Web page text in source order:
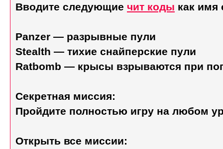
Вводите следующие чит коды как имя
Panzer — разрывные пули
Stealth — тихие снайперские пули
Ratbomb — крысы взрываются при
Секретная миссия:
Пройдите полностью игру на любом
Открыть все миссии: